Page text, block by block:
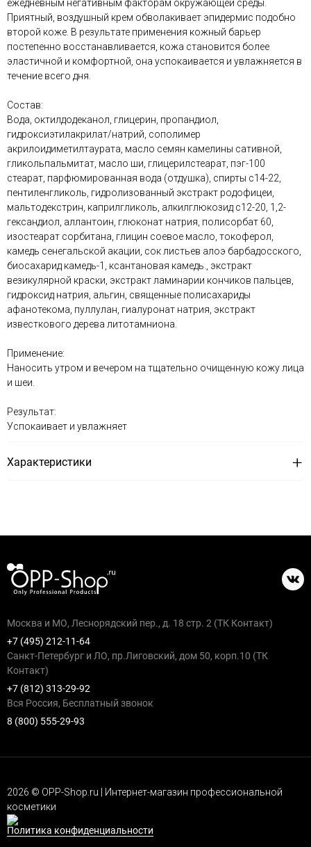
ежедневным негативным факторам окружающей среды.
Приятный, воздушный крем обволакивает эпидермис подобно
второй коже. В результате применения кожный барьер
постепенно восстанавливается, кожа становится более
эластичной и комфортной, она успокаивается и увлажняется в
течение всего дня.
Состав:
Вода, октилдодеканол, глицерин, пропандиол,
гидроксиэтилакрилат/натрий, сополимер
акрилоидиметилтаурата, масло семян камелины сативной,
гликольпальмитат, масло ши, глицерилстеарат, пэг-100
стеарат, парфюмированная вода (отдушка), спирты с14-22,
пентиленгликоль, гидролизованный экстракт родофицеи,
мальтодекстрин, каприлгликоль, алкилглюкозид с12-20, 1,2-
гександиол, аллантоин, глюконат натрия, полисорбат 60,
изостеарат сорбитана, глицин соевое масло, токоферол,
камедь сенегальской акации, сок листьев алоэ барбадосского,
биосахарид камедь-1, ксантановая камедь., экстракт
везикулярной краски, экстракт ламинарии кончиков пальцев,
гидроксид натрия, альгин, священные полисахариды
афанотекома, пуллулан, гиалуронат натрия, экстракт
известкового дерева литотамниона.
Применение:
Наносить утром и вечером на тщательно очищенную кожу лица
и шеи.
Результат:
Успокаивает и увлажняет
Характеристики
Москва и МО, Леснорядский пер., д. 18 стр. 2 (ТК Контакт)
+7 (495) 212-11-64
Санкт-Петербург и ЛО, пр.Лиговский, дом 50, корп.10 (ТК
Контакт)
+7 (812) 313-29-92
Вся Россия, Бесплатный звонок
8 (800) 555-29-93
2026 © OPP-Shop.ru | Интернет-магазин профессиональной
косметики
Политика конфиденциальности